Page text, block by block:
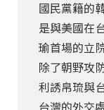
國民黨籍的
是與美國在
瑜首場的立
除了朝野攻
利誘帛琉與